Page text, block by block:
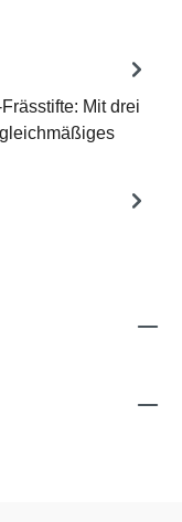
Mit drei